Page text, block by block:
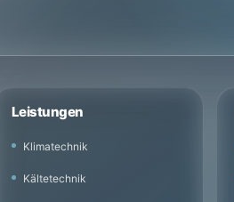
Leistungen
Klimatechnik
Kältetechnik